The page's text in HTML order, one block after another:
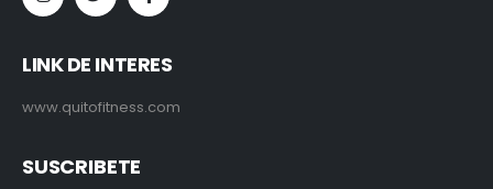
LINK DE INTERES
www.quitofitness.com
SUSCRIBETE